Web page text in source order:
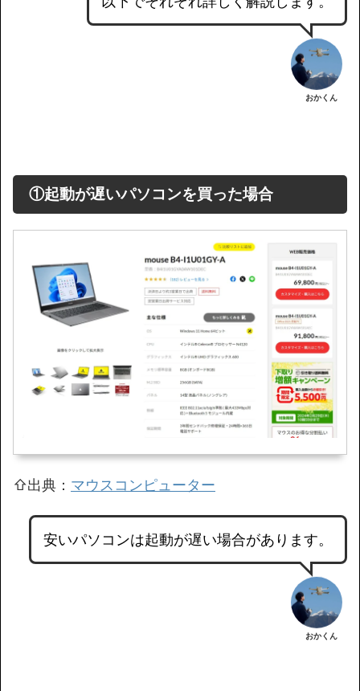
おかくん
①起動が遅いパソコンを買った場合
⇧出典： マウスコンピューター
安いパソコンは起動が遅い場合があります。
おかくん